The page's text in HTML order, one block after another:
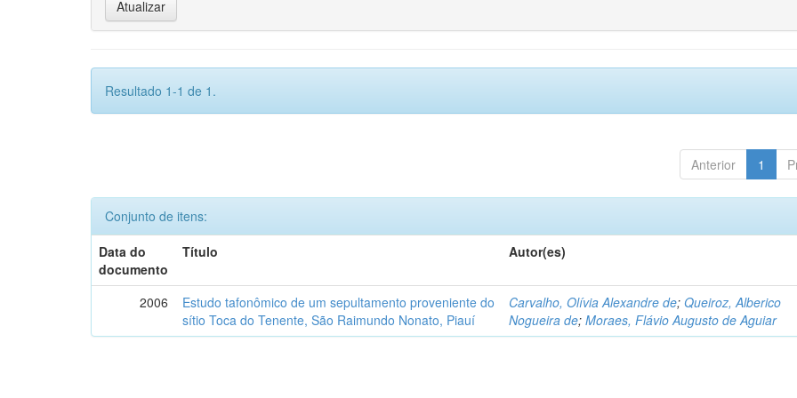
Resultado 1-1 de 1.
Anterior 1
Conjunto de itens:
Data do
documento
Título Autor(es)
2006
Estudo tafonômico de um sepultamento proveniente do
sítio Toca do Tenente, São Raimundo Nonato, Piauí
Carvalho, Olívia Alexandre de;Queiroz, Alberico
Nogueira de;Moraes, Flávio Augusto de Aguiar